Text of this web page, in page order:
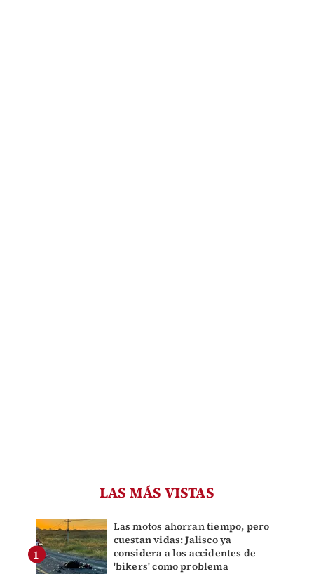
LAS MÁS VISTAS
Las motos ahorran tiempo, pero
cuestan vidas: Jalisco ya
considera a los accidentes de
'bikers' como problema